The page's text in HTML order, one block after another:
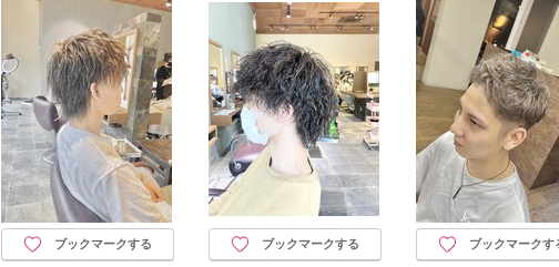
ブックマークする ブックマークする ブックマークす